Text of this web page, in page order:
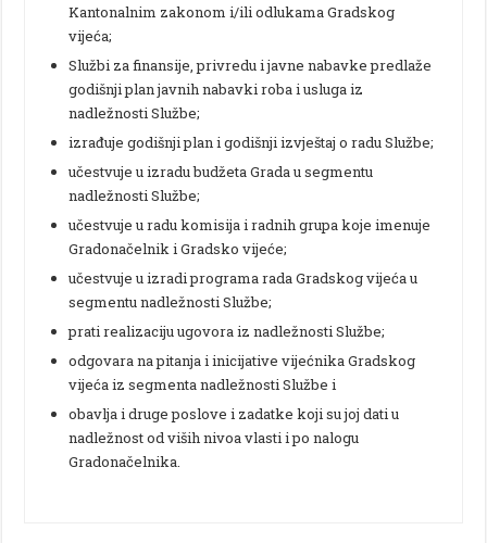
Kantonalnim zakonom i/ili odlukama Gradskog
vijeća;
Službi za finansije, privredu i javne nabavke predlaže
godišnji plan javnih nabavki roba i usluga iz
nadležnosti Službe;
izrađuje godišnji plan i godišnji izvještaj o radu Službe;
učestvuje u izradu budžeta Grada u segmentu
nadležnosti Službe;
učestvuje u radu komisija i radnih grupa koje imenuje
Gradonačelnik i Gradsko vijeće;
učestvuje u izradi programa rada Gradskog vijeća u
segmentu nadležnosti Službe;
prati realizaciju ugovora iz nadležnosti Službe;
odgovara na pitanja i inicijative vijećnika Gradskog
vijeća iz segmenta nadležnosti Službe i
obavlja i druge poslove i zadatke koji su joj dati u
nadležnost od viših nivoa vlasti i po nalogu
Gradonačelnika.